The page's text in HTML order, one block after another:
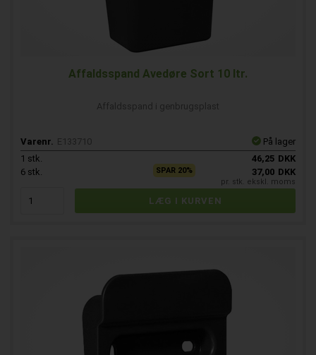
Affaldsspand Avedøre Sort 10 ltr.
Affaldsspand i genbrugsplast
Varenr. E133710
På lager
1 stk. 46,25 DKK
6 stk. SPAR 20% 37,00 DKK
pr. stk. ekskl. moms